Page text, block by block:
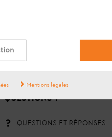
QUESTIONS ?
QUESTIONS ET RÉPONSES
Mentions légales